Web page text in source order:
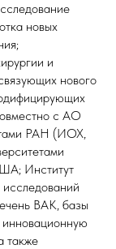
новых
и
нового
с АО
РАН (ИОХ,
Институт
ВАК, базы
также